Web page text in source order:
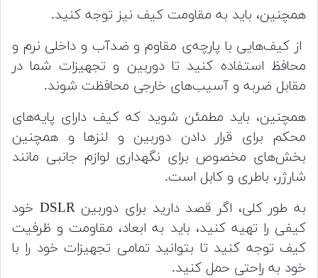
همچنین، باید به مقاومت کیف نیز توجه کنید.
از کیف‌هایی با پارچه‌ی مقاوم و ضدآب و داخلی نرم و
محافظ استفاده کنید تا دوربین و تجهیزات شما در
مقابل ضربه و آسیب‌های خارجی محافظت شوند.
همچنین، باید مطمئن شوید که کیف دارای پایه‌های
محکم برای قرار دادن دوربین و لنز‌ها و همچنین
بخش‌های مخصوص برای نگهداری لوازم جانبی مانند
شارژر، باطری و کابل است.
به طور کلی، اگر قصد دارید برای دوربین DSLR خود
کیفی را تهیه کنید، باید به ابعاد، مقاومت و ظرفیت
کیف توجه کنید تا بتوانید تمامی تجهیزات خود را با
خود به راحتی حمل کنید.